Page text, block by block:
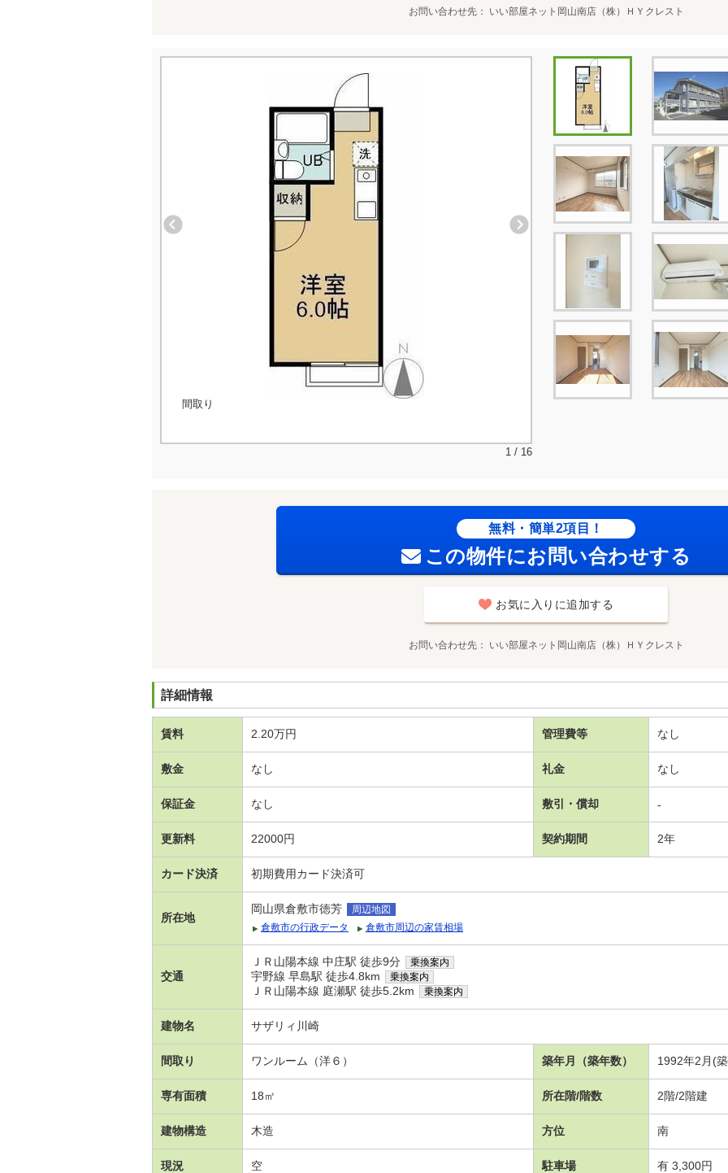
お問い合わせ先 いい部屋ネット岡山南店（株）ＨＹクレスト
間取り
1 / 16
無料・簡単2項目！
この物件にお問い合わせする
お気に入りに追加する
お問い合わせ先 いい部屋ネット岡山南店（株）ＨＹクレスト
詳細情報
賃料 2.20万円 管理費等 なし
敷金 なし 礼金 なし
保証金 なし 敷引・償却 -
更新料 22000円 契約期間 2年
カード決済 初期費用カード決済可
所在地
岡山県倉敷市徳芳
周辺地図
倉敷市の行政データ
倉敷市周辺の家賃相場
交通
ＪＲ山陽本線 中庄駅 徒歩9分 乗換案内
宇野線 早島駅 徒歩4.8km 乗換案内
ＪＲ山陽本線 庭瀬駅 徒歩5.2km 乗換案内
建物名 サザリィ川崎
間取り ワンルーム（洋６） 築年月（築年数） 1992年2月(
専有面積 18㎡ 所在階/階数 2階/2階建
建物構造 木造 方位 南
現況 空 駐車場 有 3,300円